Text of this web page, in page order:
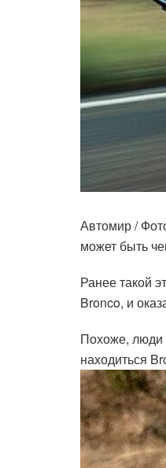
Автомир /
может быть
Ранее такой
Bronco, и
Похоже, люди
находиться